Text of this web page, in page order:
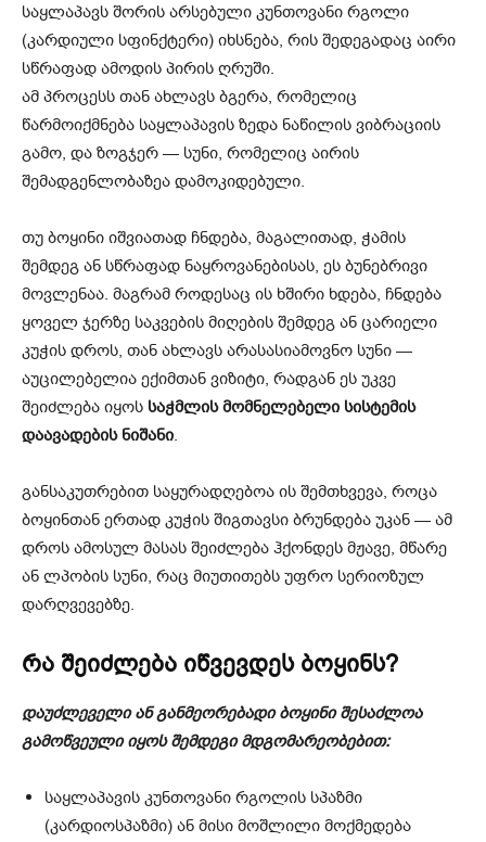
საყლაპავს შორის არსებული კუნთოვანი რგოლი
(კარდიული სფინქტერი) იხსნება, რის შედეგადაც აირი
სწრაფად ამოდის პირის ღრუში.
ამ პროცესს თან ახლავს ბგერა, რომელიც
წარმოიქმნება საყლაპავის ზედა ნაწილის ვიბრაციის
გამო, და ზოგჯერ — სუნი, რომელიც აირის
შემადგენლობაზეა დამოკიდებული.
თუ ბოყინი იშვიათად ჩნდება, მაგალითად, ჭამის
შემდეგ ან სწრაფად ნაყროვანებისას, ეს ბუნებრივი
მოვლენაა. მაგრამ როდესაც ის ხშირი ხდება, ჩნდება
ყოველ ჯერზე საკვების მიღების შემდეგ ან ცარიელი
კუჭის დროს, თან ახლავს არასასიამოვნო სუნი —
აუცილებელია ექიმთან ვიზიტი, რადგან ეს უკვე
შეიძლება იყოს საჭმლის მომნელებელი სისტემის
დაავადების ნიშანი.
განსაკუთრებით საყურადღებოა ის შემთხვევა, როცა
ბოყინთან ერთად კუჭის შიგთავსი ბრუნდება უკან — ამ
დროს ამოსულ მასას შეიძლება ჰქონდეს მჟავე, მწარე
ან ლპობის სუნი, რაც მიუთითებს უფრო სერიოზულ
დარღვევებზე.
რა შეიძლება იწვევდეს ბოყინს?
დაუძლეველი ან განმეორებადი ბოყინი შესაძლოა
გამოწვეული იყოს შემდეგი მდგომარეობებით:
საყლაპავის კუნთოვანი რგოლის სპაზმი
(კარდიოსპაზმი) ან მისი მოშლილი მოქმედება